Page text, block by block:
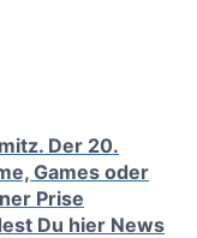
Der 20.
Games oder
Prise
Du hier News